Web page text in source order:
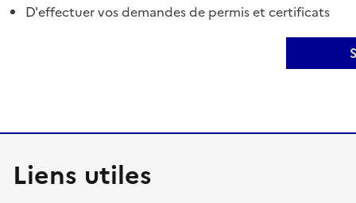
D'effectuer vos demandes de permis et certificats
Liens utiles